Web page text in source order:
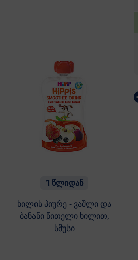
1 წლიდან
ხილის პიურე - ვაშლი და
ბანანი წითელი ხილით,
სმუსი